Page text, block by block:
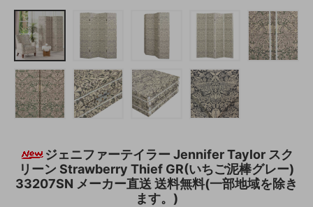
ジェニファーテイラー Jennifer Taylor スク
リーン Strawberry Thief GR(いちご泥棒グレー)
33207SN メーカー直送 送料無料(一部地域を除き
ます。)